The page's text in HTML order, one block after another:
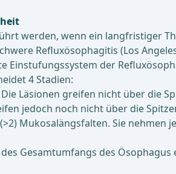
werden, wenn ein langfristiger
Refluxösophagitis (Los
Einstufungssystem der
4 Stadien:
Läsionen greifen nicht über die
jedoch noch nicht über die
Mukosalängsfalten. Sie nehmen
Gesamtumfangs des Ösophagus